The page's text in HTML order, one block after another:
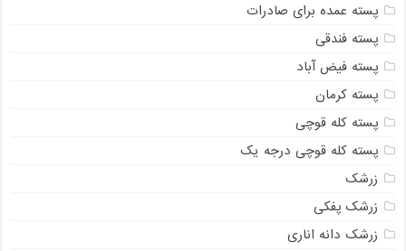
پسته عمده برای صادرات
پسته فندقی
پسته فیض آباد
پسته کرمان
پسته کله قوچی
پسته کله قوچی درجه یک
زرشک
زرشک پفکی
زرشک دانه اناری